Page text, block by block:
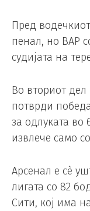
Пред
пенал, но ВАР
судијата на
Во вториот
потврди
за одлуката во
извлече само
Арсенал е сè
лигата со 82
Сити, кој има